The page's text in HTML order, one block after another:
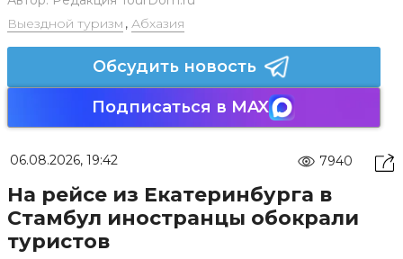
Выездной туризм , Абхазия
Обсудить новость
Подписаться в MAX
06.08.2026, 19:42 7940
На рейсе из Екатеринбурга в
Стамбул иностранцы обокрали
туристов